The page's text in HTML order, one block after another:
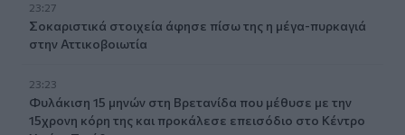
23:27
Σοκαριστικά στοιχεία άφησε πίσω της η μέγα-πυρκαγιά
στην Αττικοβοιωτία
23:23
Φυλάκιση 15 μηνών στη Βρετανίδα που μέθυσε με την
15χρονη κόρη της και προκάλεσε επεισόδιο στο Κέντρο